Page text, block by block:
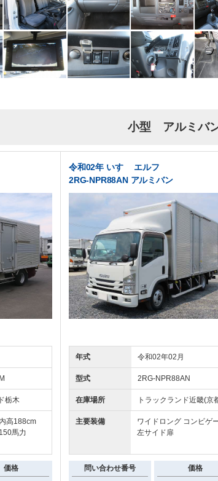
小型 アルミバ
栃木
高188cm
馬力
価格
令和02年 いすゞ エルフ
2RG-NPR88AN アルミバン
年式 令和02年02月
型式 2RG-NPR88AN
在庫場所 トラックランド近畿(京
主要装備
ワイドロング コンビゲ
左サイド扉
問い合わせ番号 価格